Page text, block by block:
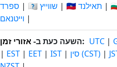
ספרד | 🇨🇭 שווייץ | 🇹🇭 תאילנד |
וייטנאם |
השעה כעת ב-אזורי זמן : UTC |
| EST | EET | IST | סין (CST) |